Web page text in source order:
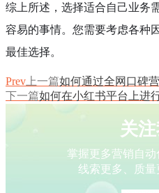
综上所述，选择适合自己业务
容易的事情。您需要考虑各种
最佳选择。
Prev 上一篇如何通过全网口碑
下一篇如何在小红书平台上进
关
掌握更多营销自
线索更多、质